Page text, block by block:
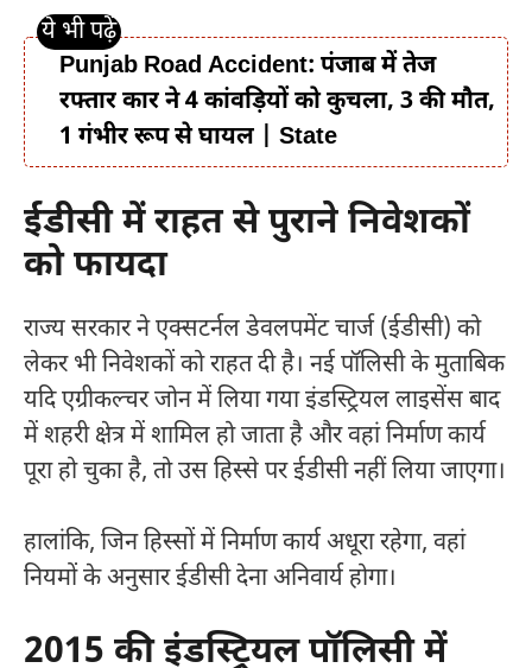
Punjab Road Accident: पंजाब में तेज
रफ्तार कार ने 4 कांवड़ियों को कुचला, 3 की मौत,
1 गंभीर रूप से घायल | State
ईडीसी में राहत से पुराने निवेशकों
को फायदा
राज्य सरकार ने एक्सटर्नल डेवलपमेंट चार्ज (ईडीसी) को
लेकर भी निवेशकों को राहत दी है। नई पॉलिसी के मुताबिक
यदि एग्रीकल्चर जोन में लिया गया इंडस्ट्रियल लाइसेंस बाद
में शहरी क्षेत्र में शामिल हो जाता है और वहां निर्माण कार्य
पूरा हो चुका है, तो उस हिस्से पर ईडीसी नहीं लिया जाएगा।
हालांकि, जिन हिस्सों में निर्माण कार्य अधूरा रहेगा, वहां
नियमों के अनुसार ईडीसी देना अनिवार्य होगा।
2015 की इंडस्ट्रियल पॉलिसी में